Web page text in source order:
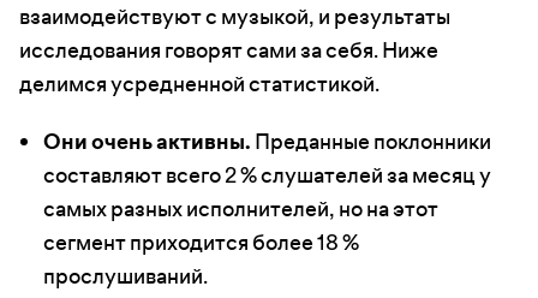
взаимодействуют с музыкой, и результаты
исследования говорят сами за себя. Ниже
делимся усредненной статистикой.
Они очень активны. Преданные поклонники
составляют всего 2 % слушателей за месяц у
самых разных исполнителей, но на этот
сегмент приходится более 18 %
прослушиваний.